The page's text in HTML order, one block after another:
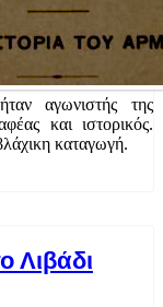
αγωνιστής της
και ιστορικός.
καταγωγή.
Λιβάδι